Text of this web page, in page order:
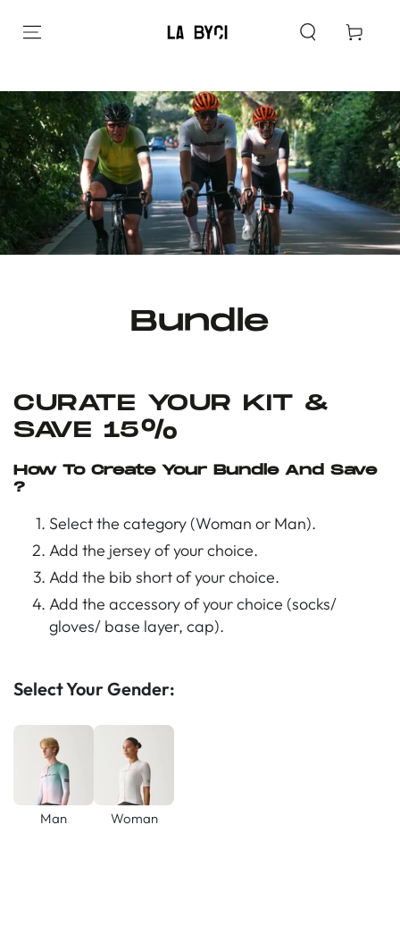
Carrito
Bundle
CURATE YOUR KIT &
SAVE 15%
How To Create Your Bundle And Save
?
Select the category (Woman or Man).
Add the jersey of your choice.
Add the bib short of your choice.
Add the accessory of your choice (socks/
gloves/ base layer, cap).
Select Your Gender:
Man Woman